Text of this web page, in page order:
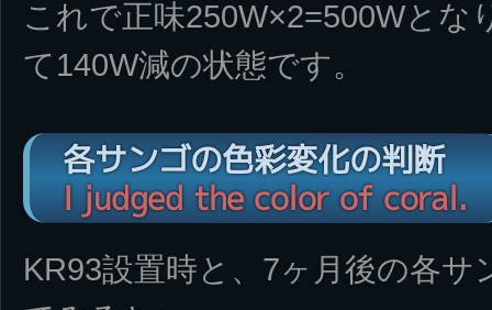
これで正味250W×2=500Wとな
て140W減の状態です。
各サンゴの色彩変化の判断
I judged the color of coral.
KR93設置時と、7ヶ月後の各サ